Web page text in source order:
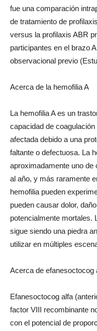
fue una comparación
de tratamiento de
versus la profilaxis ABR
participantes en el brazo
observacional previo
Acerca de la hemofilia A
La hemofilia A es un
capacidad de
afectada debido a una
faltante o defectuosa. La
aproximadamente uno de
al año, y más raramente
hemofilia pueden
pueden causar dolor,
potencialmente mortales.
sigue siendo una piedra
utilizar en múltiples
Acerca de efanesoctocog
Efanesoctocog alfa
factor VIII recombinante
con el potencial de